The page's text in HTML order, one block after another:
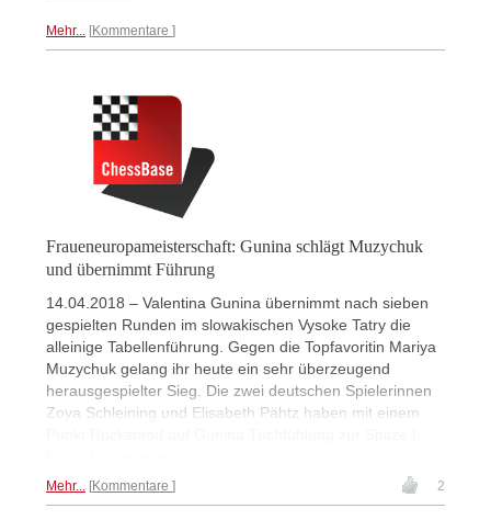
Mehr... Kommentare
Fraueneuropameisterschaft: Gunina schlägt Muzychuk
und übernimmt Führung
14.04.2018 – Valentina Gunina übernimmt nach sieben
gespielten Runden im slowakischen Vysoke Tatry die
alleinige Tabellenführung. Gegen die Topfavoritin Mariya
Muzychuk gelang ihr heute ein sehr überzeugend
herausgespielter Sieg. Die zwei deutschen Spielerinnen
Zoya Schleining und Elisabeth Pähtz haben mit einem
Mehr... Kommentare 2